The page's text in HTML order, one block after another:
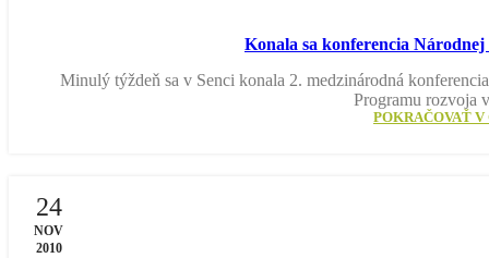
Konala sa konferencia
Minulý týždeň sa v Senci konala 2. medzinárodná
Programu rozvoja
POKRAČOVAŤ
24
NOV
2010